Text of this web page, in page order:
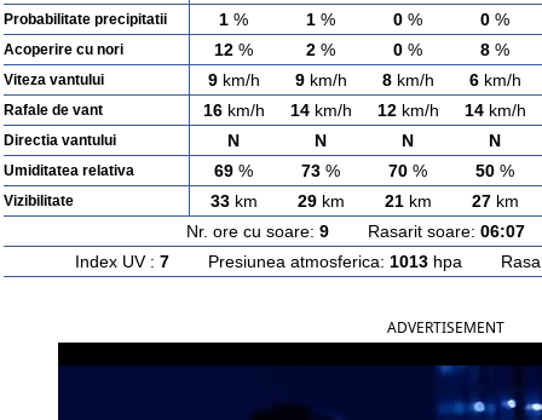
Probabilitate precipitatii 1 % 1 % 0 % 0 %
Acoperire cu nori 12 % 2 % 0 % 8 %
Viteza vantului 9km/h 9km/h 8km/h 6km/h
Rafale de vant 16km/h 14km/h 12km/h 14km/h
Directia vantului N N N N
Umiditatea relativa 69 % 73 % 70 % 50 %
Vizibilitate 33km 29km 21km 27km
Nr. ore cu soare: 9Rasarit soare: 06:07
Index UV : 7Presiunea atmosferica: 1013hpa
ADVERTISEMENT